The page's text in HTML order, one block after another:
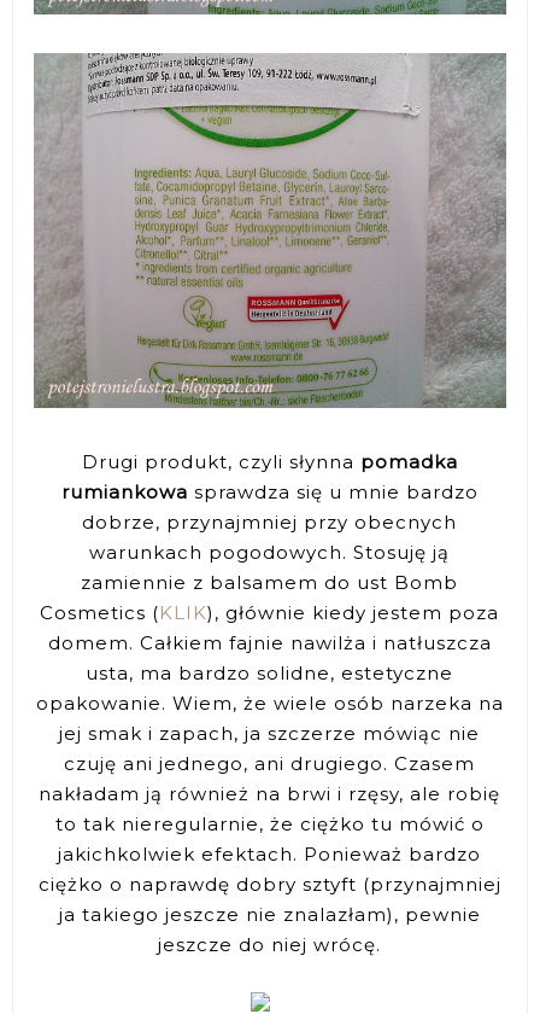
Drugi produkt, czyli słynna pomadka
rumiankowa sprawdza się u mnie bardzo
dobrze, przynajmniej przy obecnych
warunkach pogodowych. Stosuję ją
zamiennie z balsamem do ust Bomb
Cosmetics (KLIK), głównie kiedy jestem poza
domem. Całkiem fajnie nawilża i natłuszcza
usta, ma bardzo solidne, estetyczne
opakowanie. Wiem, że wiele osób narzeka na
jej smak i zapach, ja szczerze mówiąc nie
czuję ani jednego, ani drugiego. Czasem
nakładam ją również na brwi i rzęsy, ale robię
to tak nieregularnie, że ciężko tu mówić o
jakichkolwiek efektach. Ponieważ bardzo
ciężko o naprawdę dobry sztyft (przynajmniej
ja takiego jeszcze nie znalazłam), pewnie
jeszcze do niej wrócę.